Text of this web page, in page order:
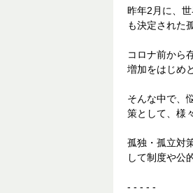
昨年2月に、
も決定された
コロナ前から
増加をはじめ
そんな中で、
策として、様
孤独・孤立対
して制度や公
- - - - -